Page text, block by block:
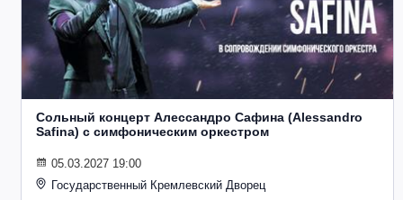
Металл
Сольный концерт Алессандро Сафина (Alessandro
Safina) с симфоническим оркестром
05.03.2027 19:00
Государственный Кремлевский Дворец